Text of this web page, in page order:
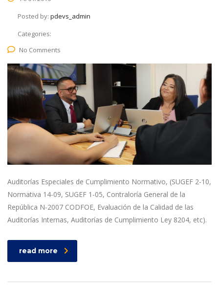
Posted by: pdevs_admin
Categories:
No Comments
Auditorías Especiales de Cumplimiento Normativo, (SUGEF 2-10,
Normativa 14-09, SUGEF 1-05, Contraloría General de la
República N-2007 CODFOE, Evaluación de la Calidad de las
Auditorías Internas, Auditorías de Cumplimiento Ley 8204, etc).
read more